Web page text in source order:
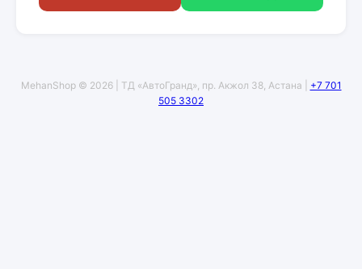
MehanShop © 2026 | ТД «АвтоГранд», пр. Акжол 38, Астана | +7 701
505 3302